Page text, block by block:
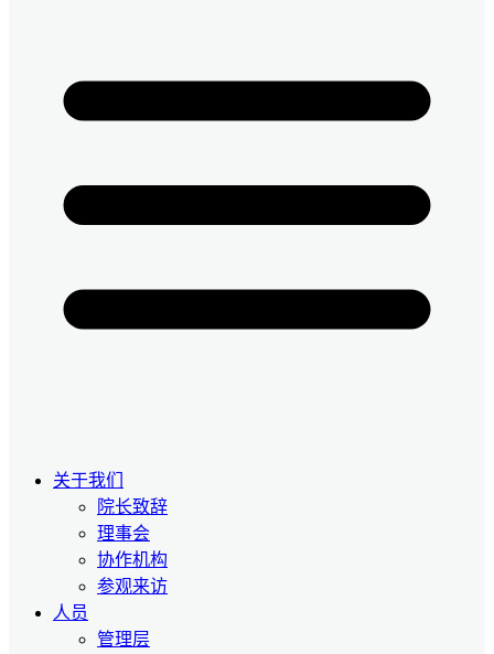
关于我们
院长致辞
理事会
协作机构
参观来访
人员
管理层